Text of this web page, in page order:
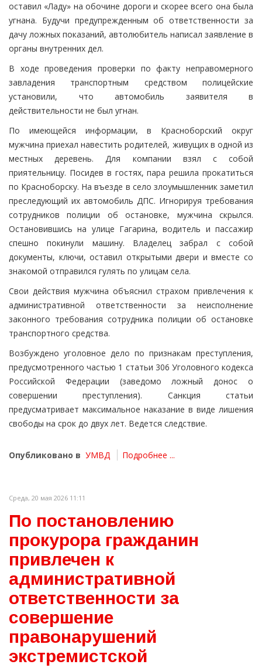
оставил «Ладу» на обочине дороги и скорее всего она была
угнана. Будучи предупрежденным об ответственности за
дачу ложных показаний, автолюбитель написал заявление в
органы внутренних дел.
В ходе проведения проверки по факту неправомерного
завладения транспортным средством полицейские
установили, что автомобиль заявителя в
действительности не был угнан.
По имеющейся информации, в Красноборский округ
мужчина приехал навестить родителей, живущих в одной из
местных деревень. Для компании взял с собой
приятельницу. Посидев в гостях, пара решила прокатиться
по Красноборску. На въезде в село злоумышленник заметил
преследующий их автомобиль ДПС. Игнорируя требования
сотрудников полиции об остановке, мужчина скрылся.
Остановившись на улице Гагарина, водитель и пассажир
спешно покинули машину. Владелец забрал с собой
документы, ключи, оставил открытыми двери и вместе со
знакомой отправился гулять по улицам села.
Свои действия мужчина объяснил страхом привлечения к
административной ответственности за неисполнение
законного требования сотрудника полиции об остановке
транспортного средства.
Возбуждено уголовное дело по признакам преступления,
предусмотренного частью 1 статьи 306 Уголовного кодекса
Российской Федерации (заведомо ложный донос о
совершении преступления). Санкция статьи
предусматривает максимальное наказание в виде лишения
свободы на срок до двух лет. Ведется следствие.
Опубликовано в УМВД Подробнее ...
Среда, 20 мая 2026 11:11
По постановлению
прокурора гражданин
привлечен к
административной
ответственности за
совершение
правонарушений
экстремистской